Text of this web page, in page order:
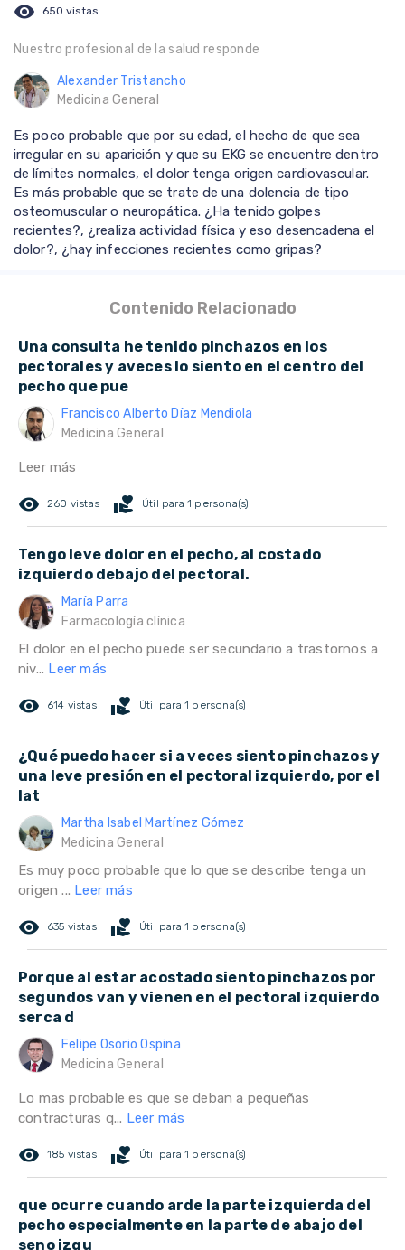
visibility 650 vistas
Nuestro profesional de la salud responde
Alexander Tristancho
Medicina General
Es poco probable que por su edad, el hecho de que sea
irregular en su aparición y que su EKG se encuentre dentro
de límites normales, el dolor tenga origen cardiovascular.
Es más probable que se trate de una dolencia de tipo
osteomuscular o neuropática. ¿Ha tenido golpes
recientes?, ¿realiza actividad física y eso desencadena el
dolor?, ¿hay infecciones recientes como gripas?
Contenido Relacionado
Una consulta he tenido pinchazos en los
pectorales y aveces lo siento en el centro del
pecho que pue
Francisco Alberto Díaz Mendiola
Medicina General
Leer más
remove_red_eye 260 vistas volunteer_activism Útil para 1 persona(s)
Tengo leve dolor en el pecho, al costado
izquierdo debajo del pectoral.
María Parra
Farmacología clínica
El dolor en el pecho puede ser secundario a trastornos a
niv... Leer más
remove_red_eye 614 vistas volunteer_activism Útil para 1 persona(s)
¿Qué puedo hacer si a veces siento pinchazos y
una leve presión en el pectoral izquierdo, por el
lat
Martha Isabel Martínez Gómez
Medicina General
Es muy poco probable que lo que se describe tenga un
origen ... Leer más
remove_red_eye 635 vistas volunteer_activism Útil para 1 persona(s)
Porque al estar acostado siento pinchazos por
segundos van y vienen en el pectoral izquierdo
serca d
Felipe Osorio Ospina
Medicina General
Lo mas probable es que se deban a pequeñas
contracturas q... Leer más
remove_red_eye 185 vistas volunteer_activism Útil para 1 persona(s)
que ocurre cuando arde la parte izquierda del
pecho especialmente en la parte de abajo del
seno izqu